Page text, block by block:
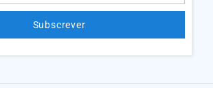
Subscrever